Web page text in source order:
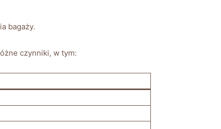
bagaży.
czynniki, w tym: